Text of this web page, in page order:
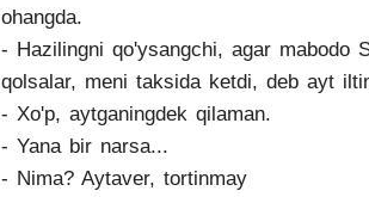
ohangda.
- Hazilingni qo'ysangchi, agar mabodo
qolsalar, meni taksida ketdi, deb ayt
- Xo'p, aytganingdek qilaman.
- Yana bir narsa...
- Nima? Aytaver, tortinmay